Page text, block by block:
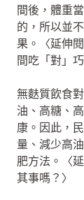
間後，體重
的，所以並
果。〈延伸
間吃「對」
無麩質飲食
油、高糖、
康。因此，
量、減少高
肥方法。〈
其事嗎？〉